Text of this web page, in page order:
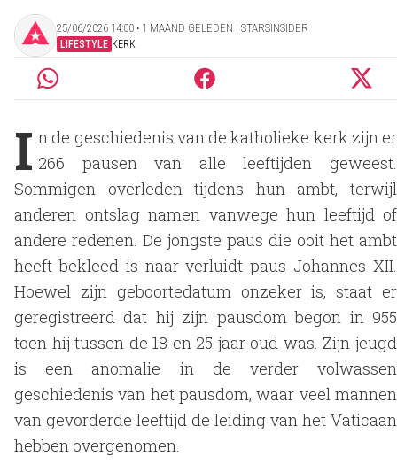
25/06/2026 14:00 ‧ 1 MAAND GELEDEN | STARSINSIDER
LIFESTYLE KERK
I n de geschiedenis van de katholieke kerk zijn er
266 pausen van alle leeftijden geweest.
Sommigen overleden tijdens hun ambt, terwijl
anderen ontslag namen vanwege hun leeftijd of
andere redenen. De jongste paus die ooit het ambt
heeft bekleed is naar verluidt paus Johannes XII.
Hoewel zijn geboortedatum onzeker is, staat er
geregistreerd dat hij zijn pausdom begon in 955
toen hij tussen de 18 en 25 jaar oud was. Zijn jeugd
is een anomalie in de verder volwassen
geschiedenis van het pausdom, waar veel mannen
van gevorderde leeftijd de leiding van het Vaticaan
hebben overgenomen.